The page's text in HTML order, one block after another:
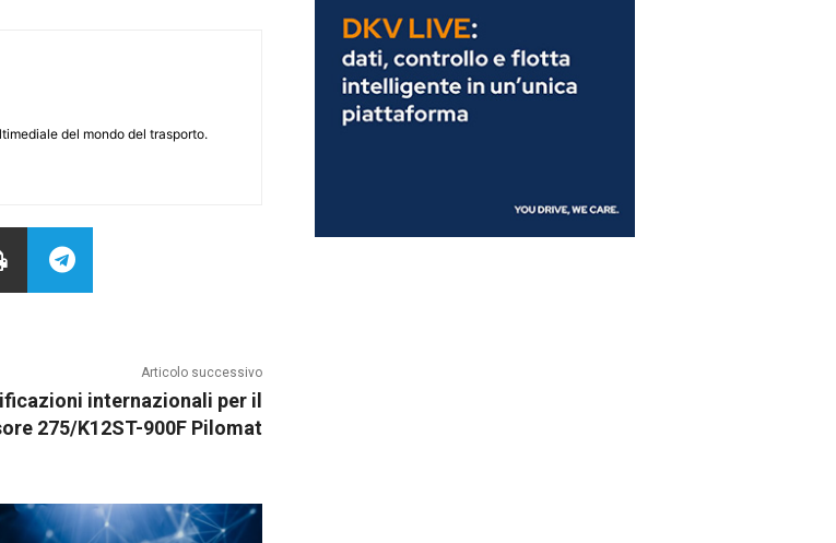
del mondo del trasporto.
Articolo successivo
internazionali per il
275/K12ST-900F Pilomat